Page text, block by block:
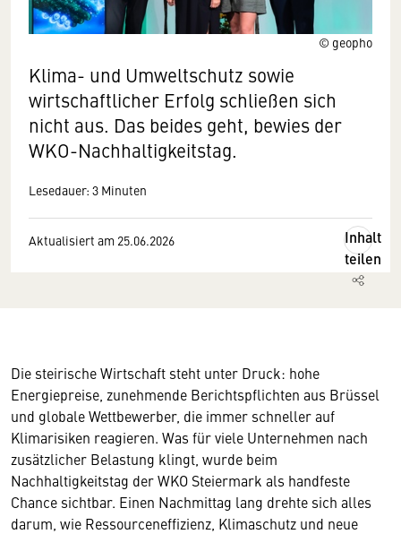
© geopho
Klima- und Umweltschutz sowie
wirtschaftlicher Erfolg schließen sich
nicht aus. Das beides geht, bewies der
WKO-Nachhaltigkeitstag.
Lesedauer: 3 Minuten
Aktualisiert am 25.06.2026
Inhalt
teilen
Die steirische Wirtschaft steht unter Druck: hohe
Energiepreise, zunehmende Berichtspflichten aus Brüssel
und globale Wettbewerber, die immer schneller auf
Klimarisiken reagieren. Was für viele Unternehmen nach
zusätzlicher Belastung klingt, wurde beim
Nachhaltigkeitstag der WKO Steiermark als handfeste
Chance sichtbar. Einen Nachmittag lang drehte sich alles
darum, wie Ressourceneffizienz, Klimaschutz und neue